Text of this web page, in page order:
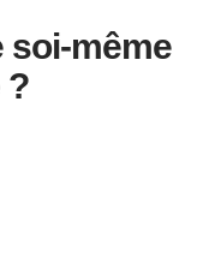
soi-même
?